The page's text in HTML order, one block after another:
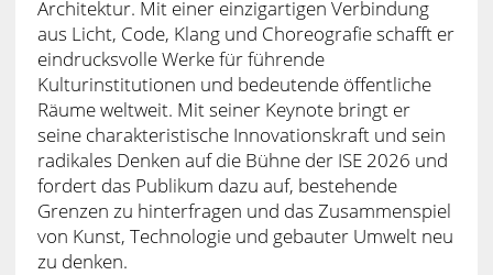
Architektur. Mit einer einzigartigen Verbindung
aus Licht, Code, Klang und Choreografie schafft er
eindrucksvolle Werke für führende
Kulturinstitutionen und bedeutende öffentliche
Räume weltweit. Mit seiner Keynote bringt er
seine charakteristische Innovationskraft und sein
radikales Denken auf die Bühne der ISE 2026 und
fordert das Publikum dazu auf, bestehende
Grenzen zu hinterfragen und das Zusammenspiel
von Kunst, Technologie und gebauter Umwelt neu
zu denken.